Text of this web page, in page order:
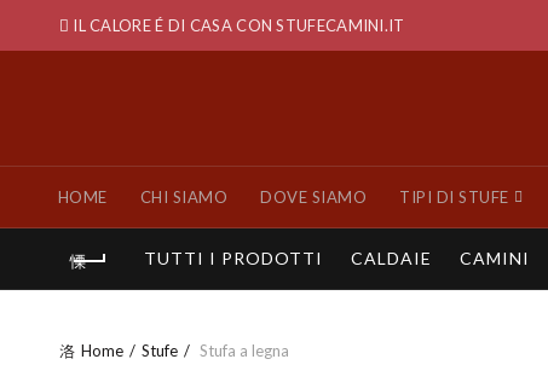
IL CALORE É DI CASA CON STUFECAMINI.IT
HOME CHI SIAMO DOVE SIAMO TIPI DI STUFE
TUTTI I PRODOTTI CALDAIE CAMINI
Home Stufe Stufa a legna